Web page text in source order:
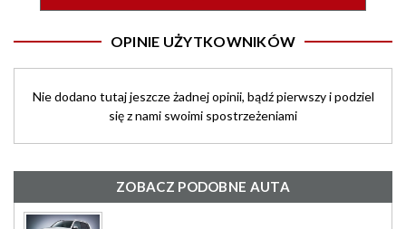
OPINIE UŻYTKOWNIKÓW
Nie dodano tutaj jeszcze żadnej opinii, bądź pierwszy i podziel
się z nami swoimi spostrzeżeniami
ZOBACZ PODOBNE AUTA